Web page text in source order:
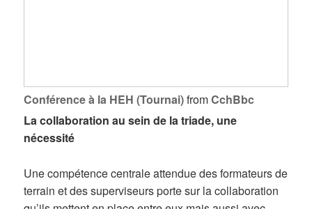
Conférence à la HEH (Tournai)fromCchBbc
La collaboration au sein de la triade, une
nécessité
Une compétence centrale attendue des formateurs de
terrain et des superviseurs porte sur la collaboration